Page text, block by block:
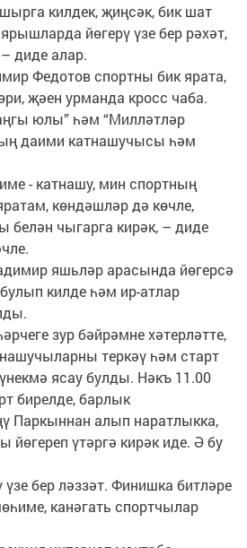
килдек, җиңсәк, бик шат
йөгерү үзе бер рәхәт,
диде алар.
Федотов спортны бик ярата,
җәен урманда кросс чаба.
юлы” һәм “Милләтләр
даими катнашучысы һәм
- катнашу, мин спортның
көндәшләр дә көчле,
белән чыгарга кирәк, – диде
яшьләр арасында йөгерсә
килде һәм ир-атлар
зур бәйрәмне хәтерләтте,
теркәү һәм старт
ясау булды. Нәкъ 11.00
бирелде, барлык
Паркыннан алып наратлыкка,
йөгереп үтәргә кирәк иде. Ә бу
үзе бер ләззәт. Финишка битләре
канәгать спортчылар